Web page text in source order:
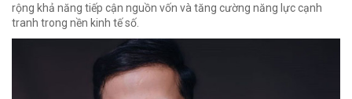
rộng khả năng tiếp cận nguồn vốn và tăng cường năng lực cạnh
tranh trong nền kinh tế số.